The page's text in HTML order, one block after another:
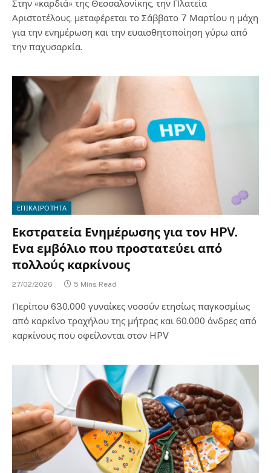
Στην «καρδιά» της Θεσσαλονίκης, την Πλατεία
Αριστοτέλους, μεταφέρεται το Σάββατο 7 Μαρτίου η μάχη
για την ενημέρωση και την ευαισθητοποίηση γύρω από
την παχυσαρκία.
ΕΠΙΚΑΙΡΟΤΗΤΑ
Εκστρατεία Ενημέρωσης για τον ΗPV.
Ενα εμβόλιο που προστατεύει από
πολλούς καρκίνους
27/02/2026 5 Mins Read
Περίπου 630.000 γυναίκες νοσούν ετησίως παγκοσμίως
από καρκίνο τραχήλου της μήτρας και 60.000 άνδρες από
καρκίνους που οφείλονται στον HPV